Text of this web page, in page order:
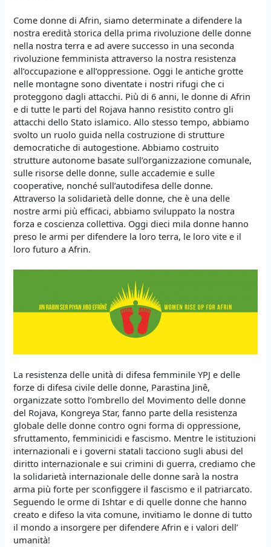
Come donne di Afrin, siamo determinate a difendere la
nostra eredità storica della prima rivoluzione delle donne
nella nostra terra e ad avere successo in una seconda
rivoluzione femminista attraverso la nostra resistenza
all’occupazione e all’oppressione. Oggi le antiche grotte
nelle montagne sono diventate i nostri rifugi che ci
proteggono dagli attacchi. Più di 6 anni, le donne di Afrin
e di tutte le parti del Rojava hanno resistito contro gli
attacchi dello Stato islamico. Allo stesso tempo, abbiamo
svolto un ruolo guida nella costruzione di strutture
democratiche di autogestione. Abbiamo costruito
strutture autonome basate sull’organizzazione comunale,
sulle risorse delle donne, sulle accademie e sulle
cooperative, nonché sull’autodifesa delle donne.
Attraverso la solidarietà delle donne, che è una delle
nostre armi più efficaci, abbiamo sviluppato la nostra
forza e coscienza collettiva. Oggi dieci mila donne hanno
preso le armi per difendere la loro terra, le loro vite e il
loro futuro a Afrin.
La resistenza delle unità di difesa femminile YPJ e delle
forze di difesa civile delle donne, Parastina Jinê,
organizzate sotto l’ombrello del Movimento delle donne
del Rojava, Kongreya Star, fanno parte della resistenza
globale delle donne contro ogni forma di oppressione,
sfruttamento, femminicidi e fascismo. Mentre le istituzioni
internazionali e i governi statali tacciono sugli abusi del
diritto internazionale e sui crimini di guerra, crediamo che
la solidarietà internazionale delle donne sarà la nostra
arma più forte per sconfiggere il fascismo e il patriarcato.
Seguendo le orme di Ishtar e di quelle donne che hanno
creato e difeso la vita comune, invitiamo le donne di tutto
il mondo a insorgere per difendere Afrin e i valori dell’
umanità!